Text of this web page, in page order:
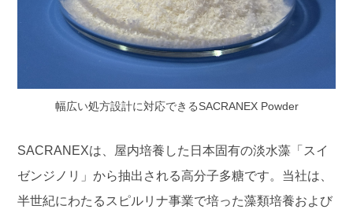
幅広い処方設計に対応できるSACRANEX Powder
SACRANEXは、屋内培養した日本固有の淡水藻「スイ
ゼンジノリ」から抽出される高分子多糖です。当社は、
半世紀にわたるスピルリナ事業で培った藻類培養および